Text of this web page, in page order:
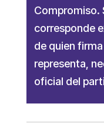
Compromiso.
corresponde
de quien
representa,
oficial del